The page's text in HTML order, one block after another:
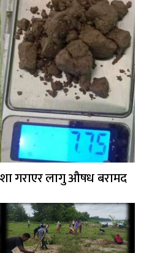
गराएर लागु औषध बरामद